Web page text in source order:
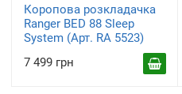
Коропова розкладачка
Ranger BED 88 Sleep
System (Арт. RA 5523)
7 499 грн